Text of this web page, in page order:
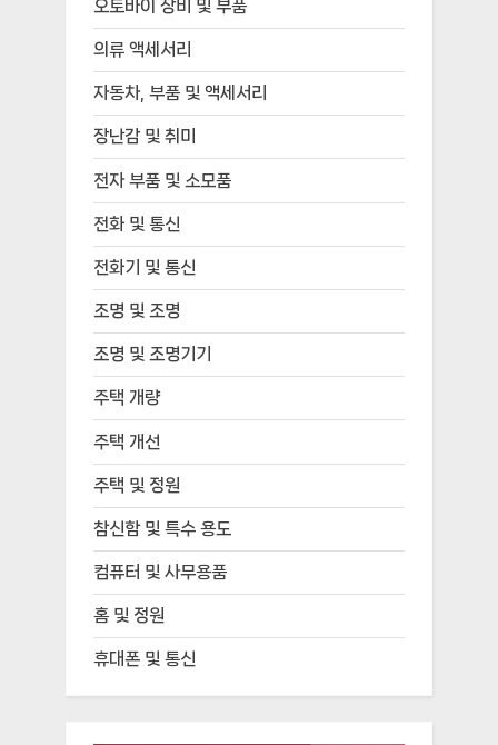
오토바이 장비 및 부품
의류 액세서리
자동차, 부품 및 액세서리
장난감 및 취미
전자 부품 및 소모품
전화 및 통신
전화기 및 통신
조명 및 조명
조명 및 조명기기
주택 개량
주택 개선
주택 및 정원
참신함 및 특수 용도
컴퓨터 및 사무용품
홈 및 정원
휴대폰 및 통신